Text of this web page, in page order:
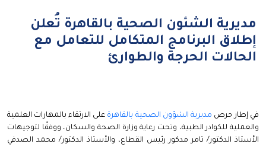
مديرية الشئون الصحية بالقاهرة تُعلن
إطلاق البرنامج المتكامل للتعامل مع
الحالات الحرجة والطوارئ
في إطار حرص مديرية الشؤون الصحية بالقاهرة على الارتقاء بالمهارات العلمية
والعملية للكوادر الطبية، وتحت رعاية وزارة الصحة والسكان، ووفقًا لتوجيهات
الأستاذ الدكتور/ تامر مدكور رئيس القطاع، والأستاذ الدكتور/ محمد الصدفي